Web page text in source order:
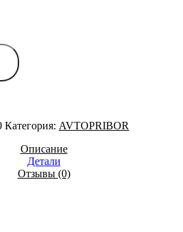
Категория: AVTOPRIBOR
Описание
Детали
Отзывы (0)